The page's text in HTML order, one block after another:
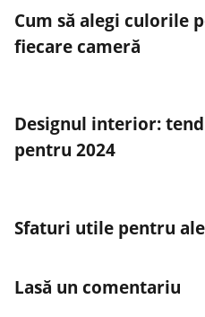
Cum să alegi culorile
fiecare cameră
Designul interior:
pentru 2024
Sfaturi utile pentru
Lasă un comentariu